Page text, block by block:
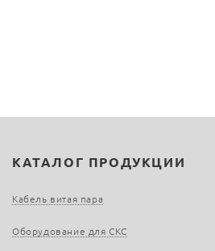
КАТАЛОГ ПРОДУКЦИИ
Кабель витая пара
Оборудование для СКС